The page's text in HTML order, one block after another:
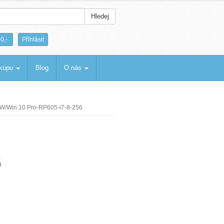
Hledej
0,- Přihlásit
Blog O nás
Win 10 Pro-RP605-i7-8-256